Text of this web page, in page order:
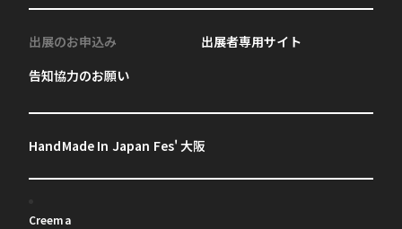
出展のお申込み
告知協力のお願い
出展者専用サイト
HandMade In Japan Fes' 大阪
Creema